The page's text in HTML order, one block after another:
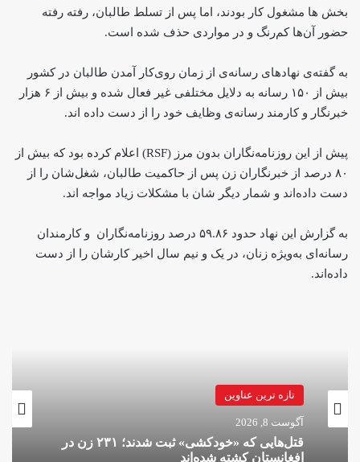
بخش ها مشغول کار بودند، اما پس از تسلط طالبان، رفته رفته
حضور آن‌ها کم‌رنگ و در مواردی حذف شده‌ است.
به گفته‌ی نهادهای رسانه‌ی از زمان روی‌کار آمدن طالبان در کشور
بیش از ۱۵۰ رسانه‌ به دلایل مختلفی غیر فعال شده و بیش از ۶ هزار
خبرنگار و کارمند رسانه‌‌ی وظایف خود را از دست داده اند.
پیش از این روزنامه‌نگاران بدون مرز (RSF) اعلام کرده بود که بیش از
۸۰ درصد از خبرنگاران زن پس از حاکمیت طالبان، شغل‌‌شان را از
دست داده‌اند و شمار دیگر شان با مشکلات زیاد مواجه اند.
به گزارش این نهاد حدود ۵۹.۸۶ درصد روزنامه‌نگاران و کارمندان
رسانه‌ای به‌ویژه زنان، در یک و نیم سال اخیر کار‌‌شان را از دست
داده‌اند.
تازه ترین عناوین
آگوست 8, 2026
تازه ترین عناوین
آگوست 8, 2026